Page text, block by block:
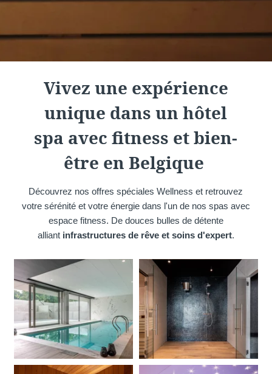
Vivez une expérience
unique dans un hôtel
spa avec fitness et bien-
être en Belgique
Découvrez nos offres spéciales Wellness et retrouvez
votre sérénité et votre énergie dans l'un de nos spas avec
espace fitness. De douces bulles de détente
alliantinfrastructures de rêve et soins d'expert.
Lac
Genval, 5*
Genval, 4*
Martin's Louvain-la-
Neuve
Louvain-la-Neuve, 3*
Martin's All Suites
Louvain-la-Neuve, 4*